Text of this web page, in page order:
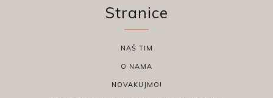
Stranice
NAŠ TIM
O NAMA
NOVAKUJMO!